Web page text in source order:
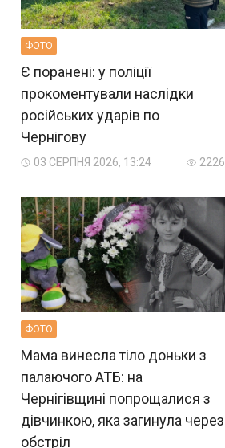
ФОТО
Є поранені: у поліції
прокоментували наслідки
російських ударів по
Чернігову
03 СЕРПНЯ 2026, 13:24 2226
ФОТО
Мама винесла тіло доньки з
палаючого АТБ: на
Чернігівщині попрощалися з
дівчинкою, яка загинула через
обстріл